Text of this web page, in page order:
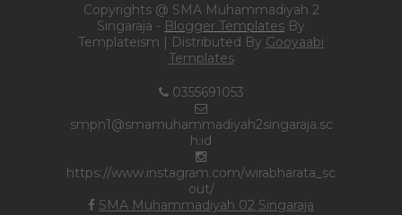
Copyrights @ SMA Muhammadiyah 2
Singaraja - Blogger Templates By
Templateism | Distributed By Gooyaabi
Templates
0355691053
smpn1@smamuhammadiyah2singaraja.sc
h.id
https://www.instagram.com/wirabharata_sc
out/
SMA Muhammadiyah 02 Singaraja